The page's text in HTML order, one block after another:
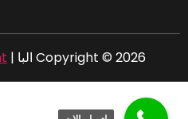
Copyright © 2026 البا | Powered by